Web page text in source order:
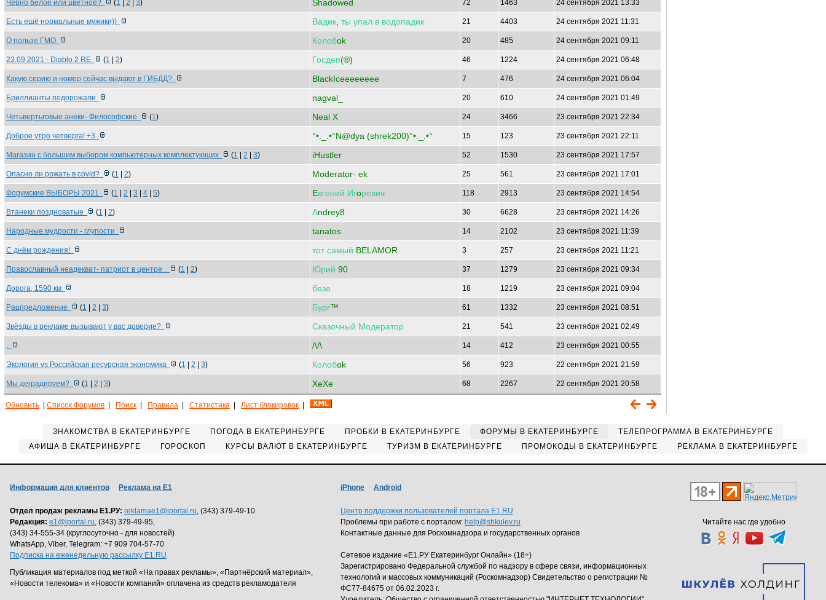
Черно белое или цветное? (1 2 3) Shadowed 72 1463 24 сентября 2021 13:33
Есть ещё нормальные мужики)) Вадик ты упал в водопадик 21 4403 24 сентября 2021 11:31
О пользе ГМО Колобok 20 485 24 сентября 2021 09:11
23.09.2021 - Diablo 2 RE (1 2) Госдеп(®) 46 1224 24 сентября 2021 06:48
Какую серию и номер сейчас выдают в ГИБДД? BlackIceeeeeeee 7 476 24 сентября 2021 06:04
Бриллианты подорожали nagval_ 20 610 24 сентября 2021 01:49
Четьвертьговые анеки- Философские (1) Neal X 24 3466 23 сентября 2021 22:34
Доброе утро четверга! +3 °•._.•°N@dya (shrek200)°•._.•° 15 123 23 сентября 2021 22:11
Магазин с большим выбором компьютерных комплектующих (1 2 3) iHustler 52 1530 23 сентября 2021 17:57
Опасно ли рожать в covid? (1 2) Moderator- ek 25 561 23 сентября 2021 17:01
Форумские ВЫБОРЫ 2021 (1 2 3 4 5) Eвгений Игoревич 118 2913 23 сентября 2021 14:54
Втанеки поздноватые (1 2) Аndrey8 30 6628 23 сентября 2021 14:26
Народные мудрости - глупости tanatos 14 2102 23 сентября 2021 11:39
С днём рождения! тот самый BELAMOR 3 257 23 сентября 2021 11:21
Православный неадекват- патриот в центре . (1 2) Юрий 90 37 1279 23 сентября 2021 09:34
Дорога, 1590 км безе 18 1219 23 сентября 2021 09:04
Рацпредложение (1 2 3) Бург™ 61 1332 23 сентября 2021 08:51
Звёзды в рекламе вызывают у вас доверие? Сказочный Модератор 21 541 23 сентября 2021 02:49
. /\/\ 14 412 23 сентября 2021 00:55
Экология vs Российская ресурсная экономика (1 2 3) Колобok 56 923 22 сентября 2021 21:59
Мы деградируем? (1 2 3) XeXe 68 2267 22 сентября 2021 20:58
Обновить Список Форумов Поиск Правила Статистика Лист блокировок
ЗНАКОМСТВА В ЕКАТЕРИНБУРГЕ ПОГОДА В ЕКАТЕРИНБУРГЕ ПРОБКИ В ЕКАТЕРИНБУРГЕ ФОРУМЫ В ЕКАТЕРИНБУРГЕ
ТЕЛЕПРОГРАММА В ЕКАТЕРИНБУРГЕ
АФИША В ЕКАТЕРИНБУРГЕ
ГОРОСКОП КУРСЫ ВАЛЮТ В ЕКАТЕРИНБУРГЕ ТУРИЗМ В ЕКАТЕРИНБУРГЕ ПРОМОКОДЫ В ЕКАТЕРИНБУРГЕ РЕКЛАМА В ЕКАТЕРИНБУРГЕ
Читайте нас где удобно
Информация для клиентов Реклама на Е1
Отдел продаж рекламы Е1.РУ: reklamae1@iportal.ru, (343) 379-49-10
Редакция: e1@iportal.ru, (343) 379-49-95,
(343) 34-555-34 (круглосуточно - для новостей)
WhatsApp, Viber, Telegram: +7 909 704-57-70
Подписка на еженедельную рассылку E1.RU
Публикация материалов под меткой «На правах рекламы», «Партнёрский материал»,
«Новости телекома» и «Новости компаний» оплачена из средств рекламодателя
iPhone Android
Центр поддержки пользователей портала E1.RU
Проблемы при работе с порталом: help@shkulev.ru
Контактные данные для Роскомнадзора и государственных органов
Сетевое издание «Е1.РУ Екатеринбург Онлайн» (18+)
Зарегистрировано Федеральной службой по надзору в сфере связи, информационных
технологий и массовых коммуникаций (Роскомнадзор) Свидетельство о регистрации №
ФС77-84675 от 06.02.2023 г.